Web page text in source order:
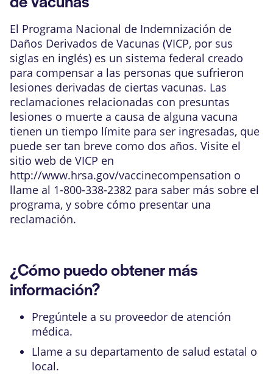
El Programa Nacional de Indemnización de
Daños Derivados de Vacunas (VICP, por sus
siglas en inglés) es un sistema federal creado
para compensar a las personas que sufrieron
lesiones derivadas de ciertas vacunas. Las
reclamaciones relacionadas con presuntas
lesiones o muerte a causa de alguna vacuna
tienen un tiempo límite para ser ingresadas, que
puede ser tan breve como dos años. Visite el
sitio web de VICP en
http://www.hrsa.gov/vaccinecompensation o
llame al 1-800-338-2382 para saber más sobre el
programa, y sobre cómo presentar una
reclamación.
¿Cómo puedo obtener más
información?
Pregúntele a su proveedor de atención
médica.
Llame a su departamento de salud estatal o
local.